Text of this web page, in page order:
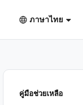
ภาษาไทย
คู่มือช่วยเหลือ